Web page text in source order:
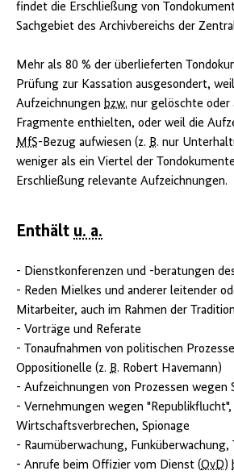
findet die Erschließung von
Sachgebiet des Archivbereichs der
Mehr als 80 % der überlieferten
Prüfung zur Kassation ausgesondert,
Aufzeichnungen bzw. nur gelöschte oder
Fragmente enthielten, oder weil die
MfS-Bezug aufwiesen (z. B. nur
weniger als ein Viertel der
Erschließung relevante Aufzeichnungen.
Enthält u. a.
- Dienstkonferenzen und -beratungen
- Reden Mielkes und anderer leitender
Mitarbeiter, auch im Rahmen der
- Vorträge und Referate
- Tonaufnahmen von politischen
Oppositionelle (z. B. Robert Havemann)
- Aufzeichnungen von Prozessen wegen
- Vernehmungen wegen "Republikflucht",
Wirtschaftsverbrechen, Spionage
- Raumüberwachung,
- Anrufe beim Offizier vom Dienst (OvD)